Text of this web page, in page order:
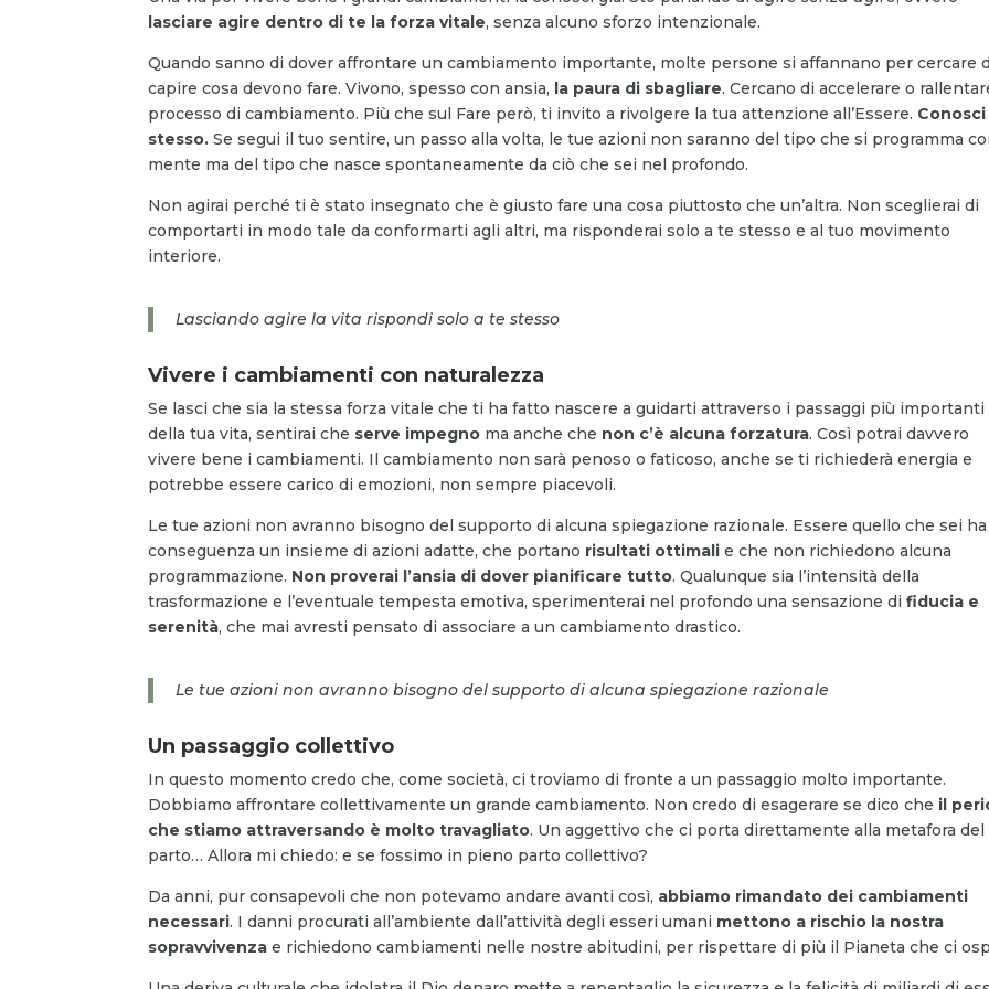
lasciare agire dentro di te la forza vitale, senza alcuno sforzo intenzionale.
Quando sanno di dover affrontare un cambiamento importante, molte persone si affannano per cercare
capire cosa devono fare. Vivono, spesso con ansia, la paura di sbagliare. Cercano di accelerare o
processo di cambiamento. Più che sul Fare però, ti invito a rivolgere la tua attenzione all’Essere.
stesso. Se segui il tuo sentire, un passo alla volta, le tue azioni non saranno del tipo che si programma
mente ma del tipo che nasce spontaneamente da ciò che sei nel profondo.
Non agirai perché ti è stato insegnato che è giusto fare una cosa piuttosto che un’altra. Non sceglierai di
comportarti in modo tale da conformarti agli altri, ma risponderai solo a te stesso e al tuo movimento
interiore.
Lasciando agire la vita rispondi solo a te stesso
Vivere i cambiamenti con naturalezza
Se lasci che sia la stessa forza vitale che ti ha fatto nascere a guidarti attraverso i passaggi più importanti
della tua vita, sentirai che serve impegno ma anche che non c’è alcuna forzatura. Così potrai davvero
vivere bene i cambiamenti. Il cambiamento non sarà penoso o faticoso, anche se ti richiederà energia e
potrebbe essere carico di emozioni, non sempre piacevoli.
Le tue azioni non avranno bisogno del supporto di alcuna spiegazione razionale. Essere quello che sei
conseguenza un insieme di azioni adatte, che portano risultati ottimali e che non richiedono alcuna
programmazione. Non proverai l’ansia di dover pianificare tutto. Qualunque sia l’intensità della
trasformazione e l’eventuale tempesta emotiva, sperimenterai nel profondo una sensazione difiducia e
serenità, che mai avresti pensato di associare a un cambiamento drastico.
Le tue azioni non avranno bisogno del supporto di alcuna spiegazione razionale
Un passaggio collettivo
In questo momento credo che, come società, ci troviamo di fronte a un passaggio molto importante.
Dobbiamo affrontare collettivamente un grande cambiamento. Non credo di esagerare se dico che il
che stiamo attraversando è molto travagliato. Un aggettivo che ci porta direttamente alla metafora del
parto… Allora mi chiedo: e se fossimo in pieno parto collettivo?
Da anni, pur consapevoli che non potevamo andare avanti così, abbiamo rimandato dei cambiamenti
necessari. I danni procurati all’ambiente dall’attività degli esseri umani mettono a rischio la nostra
sopravvivenza e richiedono cambiamenti nelle nostre abitudini, per rispettare di più il Pianeta che ci